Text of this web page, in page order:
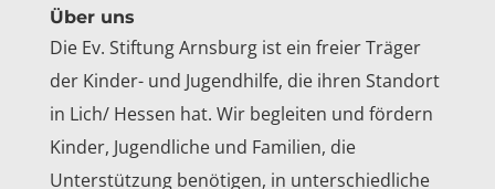
Über uns
Die Ev. Stiftung Arnsburg ist ein freier Träger
der Kinder- und Jugendhilfe, die ihren Standort
in Lich/ Hessen hat. Wir begleiten und fördern
Kinder, Jugendliche und Familien, die
Unterstützung benötigen, in unterschiedliche